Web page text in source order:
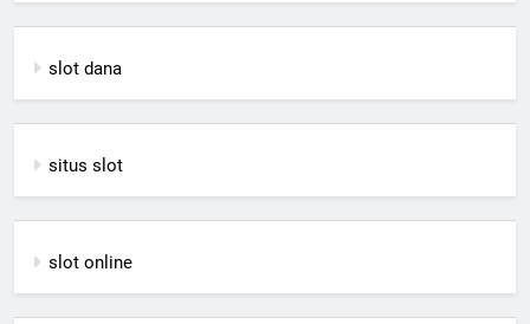
slot dana
situs slot
slot online